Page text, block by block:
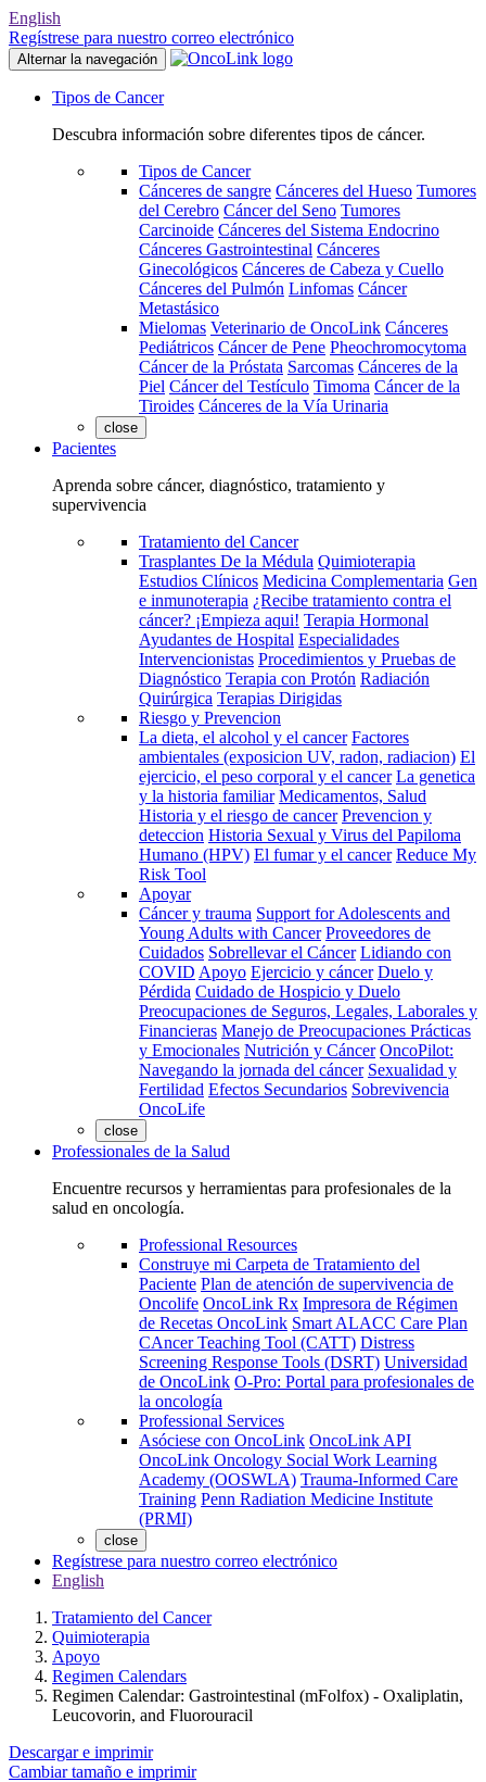
English
Regístrese para nuestro correo electrónico
Alternar la navegación
Tipos de Cancer
Descubra información sobre diferentes tipos de cáncer.
Tipos de Cancer
Cánceres de sangre Cánceres del Hueso Tumores
del Cerebro Cáncer del Seno Tumores
Carcinoide Cánceres del Sistema Endocrino
Cánceres Gastrointestinal Cánceres
Ginecológicos Cánceres de Cabeza y Cuello
Cánceres del Pulmón Linfomas Cáncer
Metastásico
Mielomas Veterinario de OncoLink Cánceres
Pediátricos Cáncer de Pene Pheochromocytoma
Cáncer de la Próstata Sarcomas Cánceres de la
Piel Cáncer del Testículo Timoma Cáncer de la
Tiroides Cánceres de la Vía Urinaria
close
Pacientes
Aprenda sobre cáncer, diagnóstico, tratamiento y
supervivencia
Tratamiento del Cancer
Trasplantes De la Médula Quimioterapia
Estudios Clínicos Medicina Complementaria Gen
e inmunoterapia ¿Recibe tratamiento contra el
cáncer? ¡Empieza aqui! Terapia Hormonal
Ayudantes de Hospital Especialidades
Intervencionistas Procedimientos y Pruebas de
Diagnóstico Terapia con Protón Radiación
Quirúrgica Terapias Dirigidas
Riesgo y Prevencion
La dieta, el alcohol y el cancer Factores
ambientales (exposicion UV, radon, radiacion) El
ejercicio, el peso corporal y el cancer La genetica
y la historia familiar Medicamentos, Salud
Historia y el riesgo de cancer Prevencion y
deteccion Historia Sexual y Virus del Papiloma
Humano (HPV) El fumar y el cancer Reduce My
Risk Tool
Apoyar
Cáncer y trauma Support for Adolescents and
Young Adults with Cancer Proveedores de
Cuidados Sobrellevar el Cáncer Lidiando con
COVID Apoyo Ejercicio y cáncer Duelo y
Pérdida Cuidado de Hospicio y Duelo
Preocupaciones de Seguros, Legales, Laborales y
Financieras Manejo de Preocupaciones Prácticas
y Emocionales Nutrición y Cáncer OncoPilot:
Navegando la jornada del cáncer Sexualidad y
Fertilidad Efectos Secundarios Sobrevivencia
OncoLife
close
Professionales de la Salud
Encuentre recursos y herramientas para profesionales de la
salud en oncología.
Professional Resources
Construye mi Carpeta de Tratamiento del
Paciente Plan de atención de supervivencia de
Oncolife OncoLink Rx Impresora de Régimen
de Recetas OncoLink Smart ALACC Care Plan
CAncer Teaching Tool (CATT) Distress
Screening Response Tools (DSRT) Universidad
de OncoLink O-Pro: Portal para profesionales de
la oncología
Professional Services
Asóciese con OncoLink OncoLink API
OncoLink Oncology Social Work Learning
Academy (OOSWLA) Trauma-Informed Care
Training Penn Radiation Medicine Institute
(PRMI)
close
Regístrese para nuestro correo electrónico
English
Tratamiento del Cancer
Quimioterapia
Apoyo
Regimen Calendars
Regimen Calendar: Gastrointestinal (mFolfox) - Oxaliplatin,
Leucovorin, and Fluorouracil
Descargar e imprimir
Cambiar tamaño e imprimir